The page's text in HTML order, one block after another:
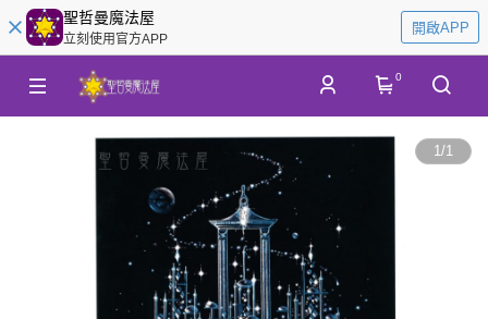
聖哲曼魔法屋
立刻使用官方APP
開啟APP
0
1/1